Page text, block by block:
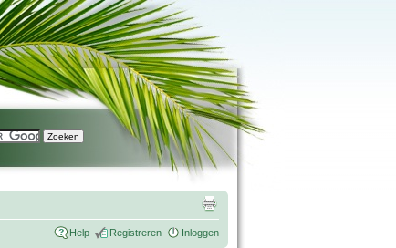
Help Registreren Inloggen